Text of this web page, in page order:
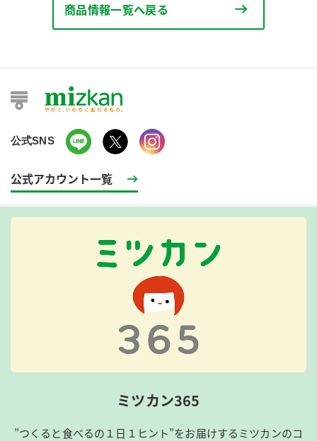
商品情報一覧へ戻る
公式SNS
公式アカウント一覧
ミツカン365
”つくると食べるの１日１ヒント”をお届けするミツカンのコ